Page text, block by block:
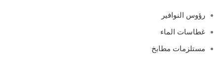
رؤوس النوافير
غطاسات الماء
مستلزمات مطابخ